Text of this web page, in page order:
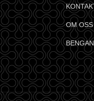
OM OSS